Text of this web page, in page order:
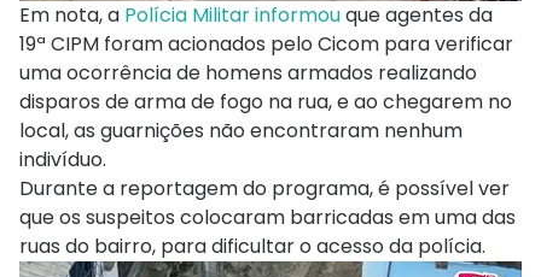
Em nota, a Polícia Militar informouque agentes da
19ª CIPM foram acionados pelo Cicom para verificar
uma ocorrência de homens armados realizando
disparos de arma de fogo na rua, e ao chegarem no
local, as guarnições não encontraram nenhum
indivíduo.
Durante a reportagem do programa, é possível ver
que os suspeitos colocaram barricadas em uma das
ruas do bairro, para dificultar o acesso da polícia.